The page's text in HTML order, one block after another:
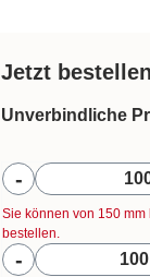
Jetzt
Unverbindliche
Höhe (mm):
-
Sie können von 150 mm
bestellen.
Länge (mm):
-